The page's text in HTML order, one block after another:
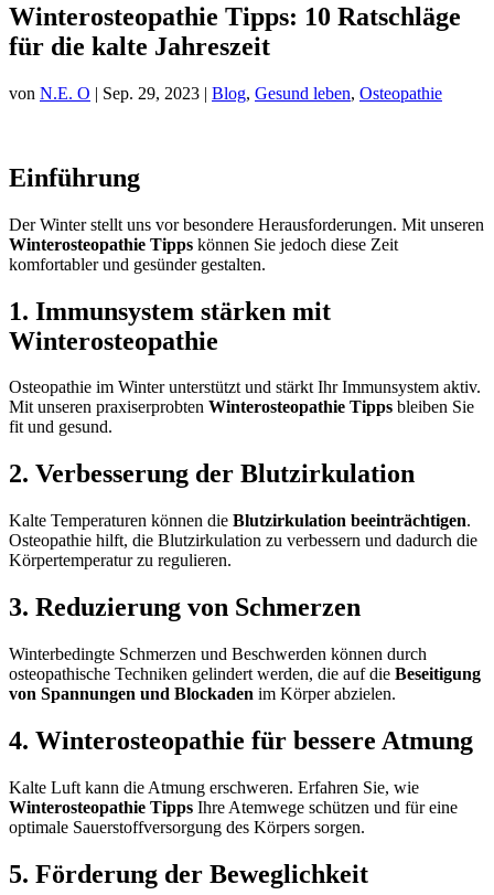
Winterosteopathie Tipps: 10 Ratschläge
für die kalte Jahreszeit
von N.E. O | Sep. 29, 2023 | Blog, Gesund leben, Osteopathie
Einführung
Der Winter stellt uns vor besondere Herausforderungen. Mit unseren
Winterosteopathie Tipps können Sie jedoch diese Zeit
komfortabler und gesünder gestalten.
1. Immunsystem stärken mit
Winterosteopathie
Osteopathie im Winter unterstützt und stärkt Ihr Immunsystem aktiv.
Mit unseren praxiserprobten Winterosteopathie Tipps bleiben Sie
fit und gesund.
2. Verbesserung der Blutzirkulation
Kalte Temperaturen können die Blutzirkulation beeinträchtigen.
Osteopathie hilft, die Blutzirkulation zu verbessern und dadurch die
Körpertemperatur zu regulieren.
3. Reduzierung von Schmerzen
Winterbedingte Schmerzen und Beschwerden können durch
osteopathische Techniken gelindert werden, die auf die Beseitigung
von Spannungen und Blockaden im Körper abzielen.
4. Winterosteopathie für bessere Atmung
Kalte Luft kann die Atmung erschweren. Erfahren Sie, wie
Winterosteopathie Tipps Ihre Atemwege schützen und für eine
optimale Sauerstoffversorgung des Körpers sorgen.
5. Förderung der Beweglichkeit